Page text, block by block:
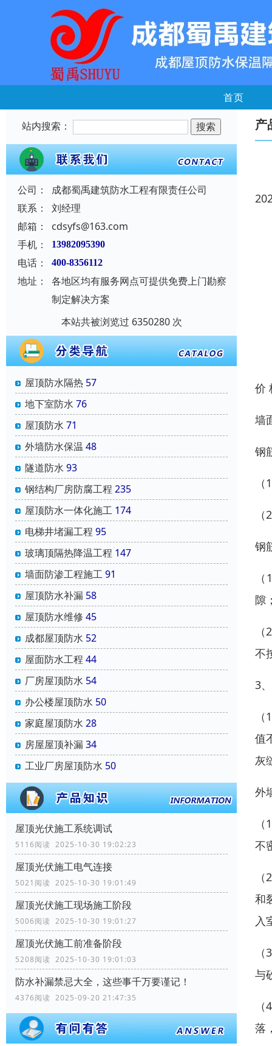
首页
站内搜索：
公司：
成都蜀禹建筑防水工程有限责任公司
联系：
刘经理
邮箱：
cdsyfs@163.com
手机：
13982095390
电话： 400-8356112
地址：
各地区均有服务网点可提供免费上门勘察
制定解决方案
本站共被浏览过 6350280 次
屋顶防水隔热 57
地下室防水 76
屋顶防水 71
外墙防水保温 48
隧道防水 93
钢结构厂房防腐工程 235
屋顶防水一体化施工 174
电梯井堵漏工程 95
玻璃顶隔热降温工程 147
墙面防渗工程施工91
屋顶防水补漏 58
屋顶防水维修 45
成都屋顶防水 52
屋面防水工程 44
厂房屋顶防水 54
办公楼屋顶防水 50
家庭屋顶防水 28
房屋屋顶补漏34
工业厂房屋顶防水 50
屋顶光伏施工系统调试
5116阅读 2025-10-30 19:02:23
屋顶光伏施工电气连接
5021阅读 2025-10-30 19:01:49
屋顶光伏施工现场施工阶段
5006阅读 2025-10-30 19:01:27
屋顶光伏施工前准备阶段
5208阅读 2025-10-30 19:01:03
防水补漏禁忌大全，这些事千万要谨记！
4376阅读 2025-09-20 21:47:35
产
价
墙
钢
钢
隙
不
3
值
灰
外
不
和
入
与
落